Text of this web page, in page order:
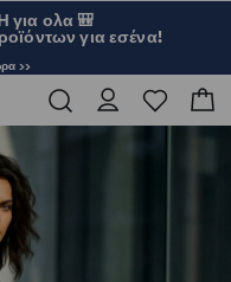
ολα 🎒
για εσένα!
>>